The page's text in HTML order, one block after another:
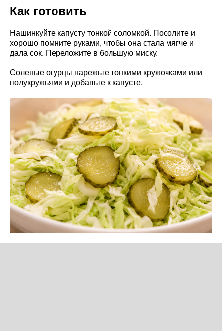
Как готовить
Нашинкуйте капусту тонкой соломкой. Посолите и
хорошо помните руками, чтобы она стала мягче и
дала сок. Переложите в большую миску.
Соленые огурцы нарежьте тонкими кружочками или
полукружьями и добавьте к капусте.